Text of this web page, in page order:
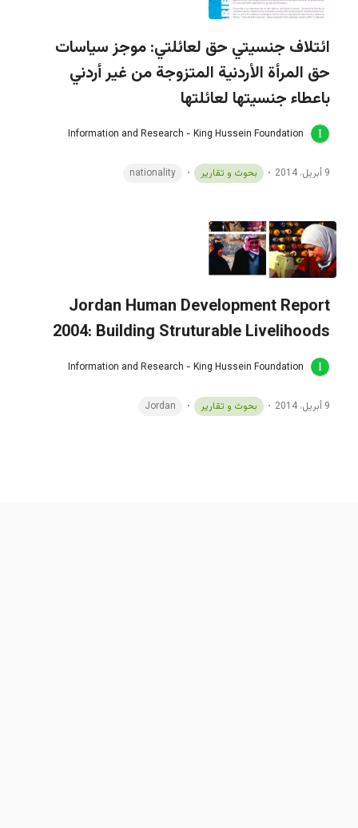
ائتلاف جنسيتي حق لعائلتي: موجز سياسات
حق المرأة الأردنية المتزوجة من غير أردني
باعطاء جنسيتها لعائلتها
Information and Research - King Hussein Foundation
9 أبريل، 2014 بحوث و تقارير nationality
Jordan Human Development Report
2004: Building Struturable Livelihoods
Information and Research - King Hussein Foundation
9 أبريل، 2014 بحوث و تقارير Jordan